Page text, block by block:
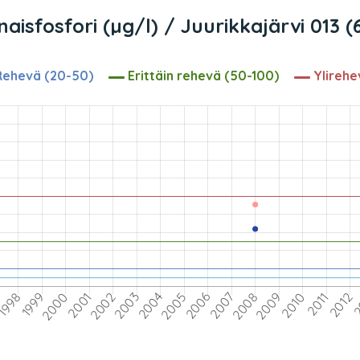
(µg/l) / Juurikkajärvi 013
(20-50) Erittäin rehevä (50-100)